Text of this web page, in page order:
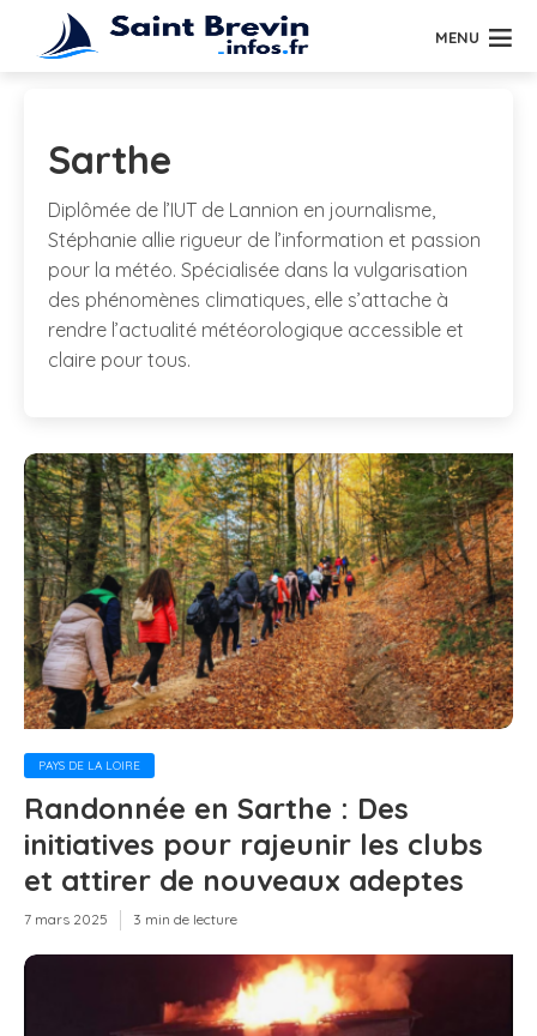
MENU
Sarthe
Diplômée de l’IUT de Lannion en journalisme,
Stéphanie allie rigueur de l’information et passion
pour la météo. Spécialisée dans la vulgarisation
des phénomènes climatiques, elle s’attache à
rendre l’actualité météorologique accessible et
claire pour tous.
PAYS DE LA LOIRE
Randonnée en Sarthe : Des
initiatives pour rajeunir les clubs
et attirer de nouveaux adeptes
7 mars 2025 3 min de lecture